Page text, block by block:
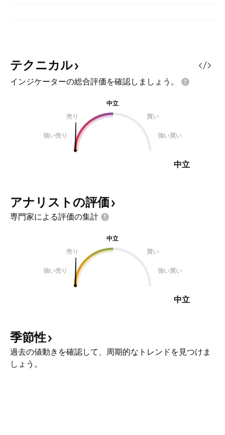
テクニカル
インジケーターの総合評価を確認しましょう。
中立
売り
買い
強い売り 強い買い
中立
アナリストの評価
専門家による評価の集計
中立
売り
買い
強い売り 強い買い
中立
季節性
過去の値動きを確認して、周期的なトレンドを見つけま
しょう。